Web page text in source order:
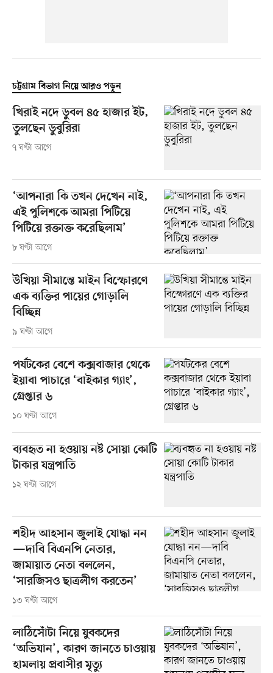
চট্টগ্রাম বিভাগ নিয়ে আরও পড়ুন
খিরাই নদে ডুবল ৪৫ হাজার ইট,
তুলছেন ডুবুরিরা
৭ ঘণ্টা আগে
‘আপনারা কি তখন দেখেন নাই,
এই পুলিশকে আমরা পিটিয়ে
পিটিয়ে রক্তাক্ত করেছিলাম’
৮ ঘণ্টা আগে
উখিয়া সীমান্তে মাইন বিস্ফোরণে
এক ব্যক্তির পায়ের গোড়ালি
বিচ্ছিন্ন
৯ ঘণ্টা আগে
পর্যটকের বেশে কক্সবাজার থেকে
ইয়াবা পাচারে ‘বাইকার গ্যাং’,
গ্রেপ্তার ৬
১০ ঘণ্টা আগে
ব্যবহৃত না হওয়ায় নষ্ট সোয়া কোটি
টাকার যন্ত্রপাতি
১২ ঘণ্টা আগে
শহীদ আহসান জুলাই যোদ্ধা নন
—দাবি বিএনপি নেতার,
জামায়াত নেতা বললেন,
‘সারজিসও ছাত্রলীগ করতেন’
১৩ ঘণ্টা আগে
লাঠিসোঁটা নিয়ে যুবকদের
‘অভিযান’, কারণ জানতে চাওয়ায়
হামলায় প্রবাসীর মৃত্যু